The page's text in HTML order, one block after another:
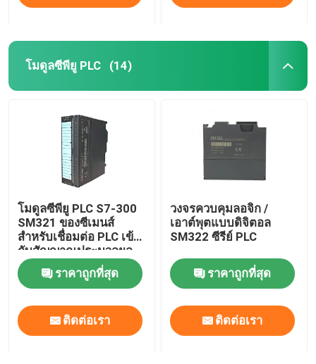
โมดูลซีพียู PLC (14)
โมดูลซีพียู PLC S7-300
SM321 ของซีเมนส์
สำหรับเชื่อมต่อ PLC เข้า
กับสัญญาณประมวลผล
แบบดิจิตอล
ราคาถูกที่สุด
ติดต่อเรา
วงจรควบคุมลอจิก /
เอาต์พุตแบบดิจิตอล
SM322 ซีรีย์ PLC
ราคาถูกที่สุด
ติดต่อเรา